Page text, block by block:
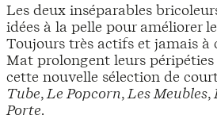
Les deux inséparables
idées à la pelle pour améliorer
Toujours très actifs et jamais à
Mat prolongent leurs péripéties
cette nouvelle sélection de
Tube, Le Popcorn, Les Meubles,
Porte.